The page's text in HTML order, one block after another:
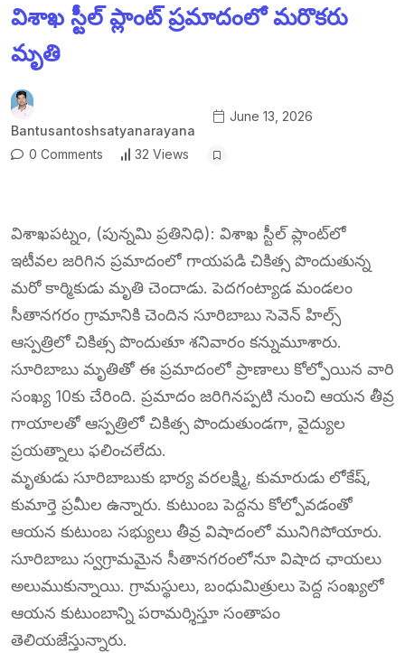
విశాఖ స్టీల్ ప్లాంట్ ప్రమాదంలో మరొకరు
మృతి
Bantusantoshsatyanarayana
June 13, 2026
0 Comments 32 Views
విశాఖపట్నం, (పున్నమి ప్రతినిధి): విశాఖ స్టీల్ ప్లాంట్‌లో
ఇటీవల జరిగిన ప్రమాదంలో గాయపడి చికిత్స పొందుతున్న
మరో కార్మికుడు మృతి చెందాడు. పెదగంట్యాడ మండలం
సీతానగరం గ్రామానికి చెందిన సూరిబాబు సెవెన్ హిల్స్
ఆస్పత్రిలో చికిత్స పొందుతూ శనివారం కన్నుమూశారు.
సూరిబాబు మృతితో ఈ ప్రమాదంలో ప్రాణాలు కోల్పోయిన వారి
సంఖ్య 10కు చేరింది. ప్రమాదం జరిగినప్పటి నుంచి ఆయన తీవ్ర
గాయాలతో ఆస్పత్రిలో చికిత్స పొందుతుండగా, వైద్యుల
ప్రయత్నాలు ఫలించలేదు.
మృతుడు సూరిబాబుకు భార్య వరలక్ష్మి, కుమారుడు లోకేష్,
కుమార్తె ప్రమీల ఉన్నారు. కుటుంబ పెద్దను కోల్పోవడంతో
ఆయన కుటుంబ సభ్యులు తీవ్ర విషాదంలో మునిగిపోయారు.
సూరిబాబు స్వగ్రామమైన సీతానగరంలోనూ విషాద ఛాయలు
అలుముకున్నాయి. గ్రామస్థులు, బంధుమిత్రులు పెద్ద సంఖ్యలో
ఆయన కుటుంబాన్ని పరామర్శిస్తూ సంతాపం
తెలియజేస్తున్నారు.